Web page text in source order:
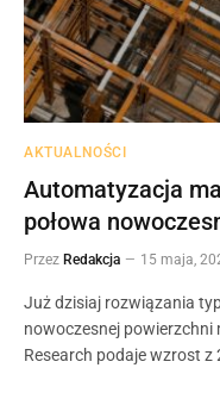
AKTUALNOŚCI
Automatyzacja
połowa
Przez Redakcja 15 maja,
Już dzisiaj rozwiązania
nowoczesnej powierzchni
Research podaje wzrost z